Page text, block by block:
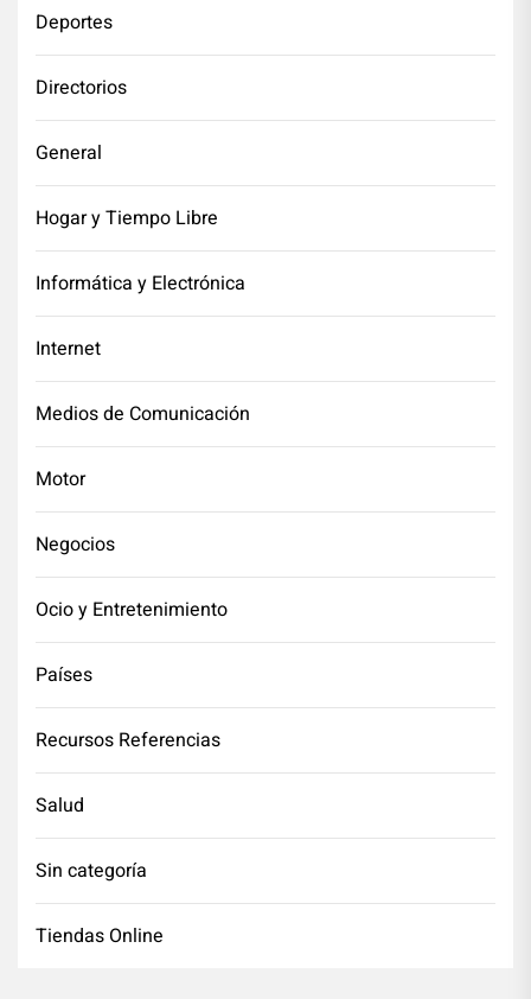
Deportes
Directorios
General
Hogar y Tiempo Libre
Informática y Electrónica
Internet
Medios de Comunicación
Motor
Negocios
Ocio y Entretenimiento
Países
Recursos Referencias
Salud
Sin categoría
Tiendas Online